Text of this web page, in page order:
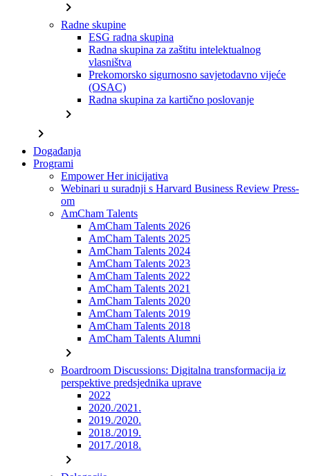
chevron_right
Radne skupine
ESG radna skupina
Radna skupina za zaštitu intelektualnog
vlasništva
Prekomorsko sigurnosno savjetodavno vijeće
(OSAC)
Radna skupina za kartično poslovanje
chevron_right
chevron_right
Događanja
Programi
Empower Her inicijativa
Webinari u suradnji s Harvard Business Review Press-
om
AmCham Talents
AmCham Talents 2026
AmCham Talents 2025
AmCham Talents 2024
AmCham Talents 2023
AmCham Talents 2022
AmCham Talents 2021
AmCham Talents 2020
AmCham Talents 2019
AmCham Talents 2018
AmCham Talents Alumni
chevron_right
Boardroom Discussions: Digitalna transformacija iz
perspektive predsjednika uprave
2022
2020./2021.
2019./2020.
2018./2019.
2017./2018.
chevron_right